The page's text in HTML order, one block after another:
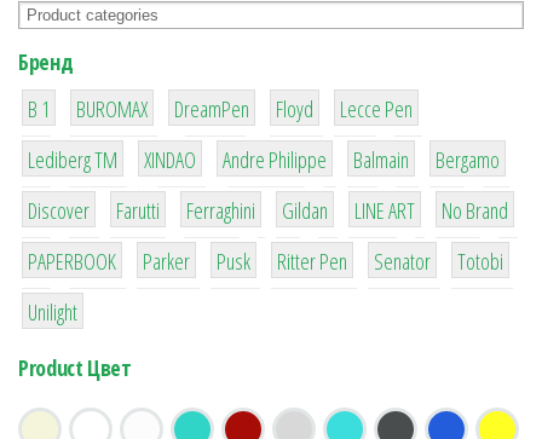
Бренд
B 1
1
BUROMAX
1
DreamPen
2
Floyd
2
Lecce Pen
3
Lediberg ТМ
3
XINDAO
1
Andre Philippe
4
Balmain
26
Bergamo
64
Discover
299
Farutti
4
Ferraghini
42
Gildan
4
LINE ART
90
No Brand
8
PAPERBOOK
6
Parker
2
Pusk
22
Ritter Pen
15
Senator
43
Totobi
1
Unilight
Product Цвет